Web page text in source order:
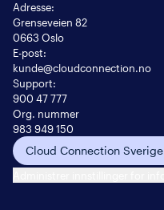
Adresse:
Grenseveien 82
0663 Oslo
E-post:
kunde@cloudconnection.no
Support:
900 47 777
Org. nummer
983 949 150
Cloud Connection Sverige